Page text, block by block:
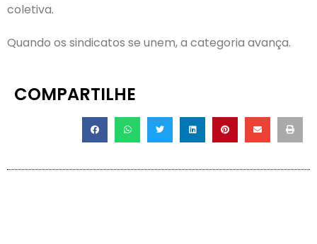
coletiva.
Quando os sindicatos se unem, a categoria avança.
COMPARTILHE